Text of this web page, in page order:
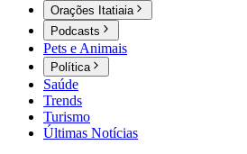
Orações Itatiaia
Podcasts
Pets e Animais
Política
Saúde
Trends
Turismo
Últimas Notícias